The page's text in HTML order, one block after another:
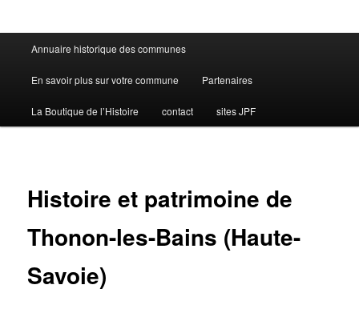
Menu
principal
Annuaire historique des communes
En savoir plus sur votre commune Partenaires
La Boutique de l’Histoire contact sites JPF
Histoire et patrimoine de
Thonon-les-Bains (Haute-
Savoie)